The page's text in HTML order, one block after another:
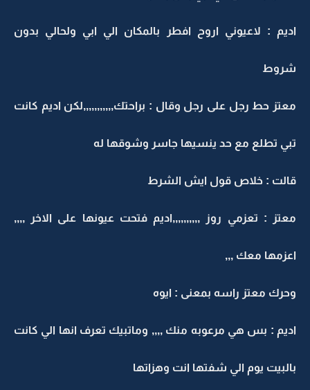
اديم : لاعيوني اروح افطر بالمكان الي ابي ولحالي بدون
شروط
معتز حط رجل على رجل وقال : براحتك,,,,,,,,,,,لكن اديم كانت
تبي تطلع مع حد ينسيها جاسر وشوقها له
قالت : خلاص قول ايش الشرط
معتز : تعزمي روز ,,,,,,,,,,اديم فتحت عيونها على الاخر ,,,,
اعزمها معك ,,,
وحرك معتز راسه بمعنى : ايوه
اديم : بس هي مرعوبه منك ,,,, وماتبيك تعرف انها الي كانت
بالبيت يوم الي شفتها انت وهزاتها